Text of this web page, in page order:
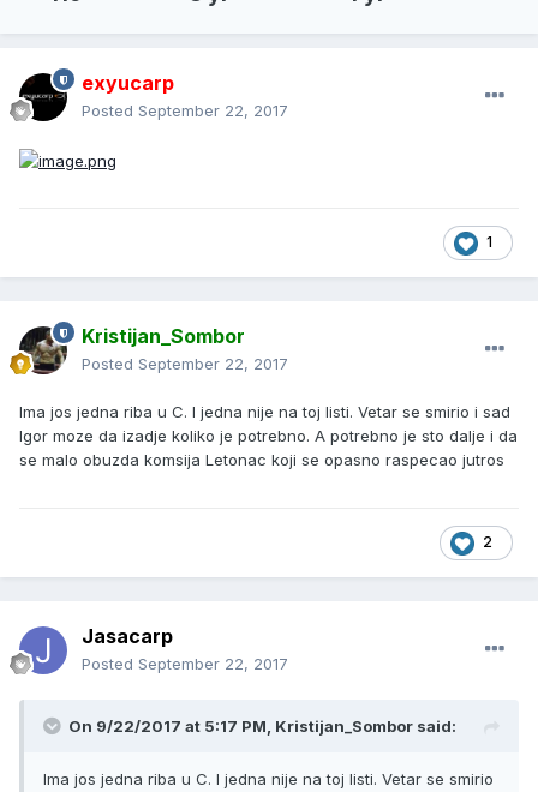
exyucarp
Posted September 22, 2017
1
Kristijan_Sombor
Posted September 22, 2017
Ima jos jedna riba u C. I jedna nije na toj listi. Vetar se smirio i sad
Igor moze da izadje koliko je potrebno. A potrebno je sto dalje i da
se malo obuzda komsija Letonac koji se opasno raspecao jutros
2
Jasacarp
Posted September 22, 2017
On 9/22/2017 at 5:17 PM, Kristijan_Sombor said:
Ima jos jedna riba u C. I jedna nije na toj listi. Vetar se smirio